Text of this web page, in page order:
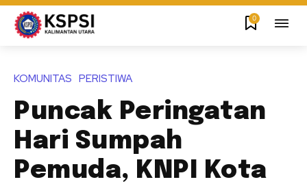
0
KOMUNITAS PERISTIWA
Puncak Peringatan
Hari Sumpah
Pemuda, KNPI Kota